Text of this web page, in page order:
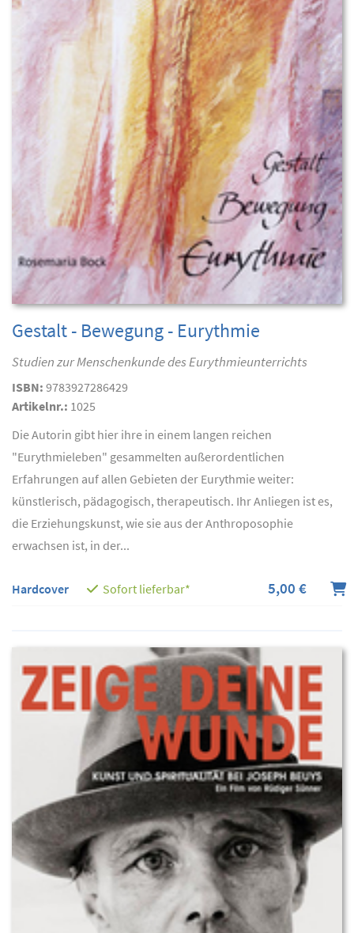
Gestalt - Bewegung - Eurythmie
Studien zur Menschenkunde des Eurythmieunterrichts
ISBN: 9783927286429
Artikelnr.: 1025
Die Autorin gibt hier ihre in einem langen reichen
"Eurythmieleben" gesammelten außerordentlichen
Erfahrungen auf allen Gebieten der Eurythmie weiter:
künstlerisch, pädagogisch, therapeutisch. Ihr Anliegen ist es,
die Erziehungskunst, wie sie aus der Anthroposophie
erwachsen ist, in der...
Hardcover Sofort lieferbar* 5,00 €